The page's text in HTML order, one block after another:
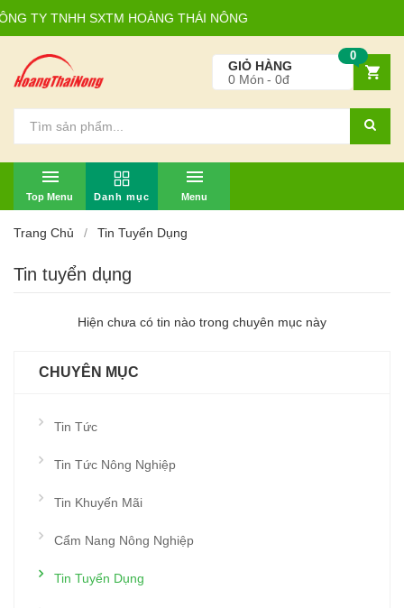
TY TNHH SXTM HOÀNG THÁI NÔNG
GIỎ HÀNG
0
0 Món 0đ
TOP MENU MENU
Trang Chủ Tin Tuyển Dụng
Tin tuyển dụng
Hiện chưa có tin nào trong chuyên mục này
CHUYÊN MỤC
Tin Tức
Tin Tức Nông Nghiệp
Tin Khuyến Mãi
Cẩm Nang Nông Nghiệp
Tin Tuyển Dụng